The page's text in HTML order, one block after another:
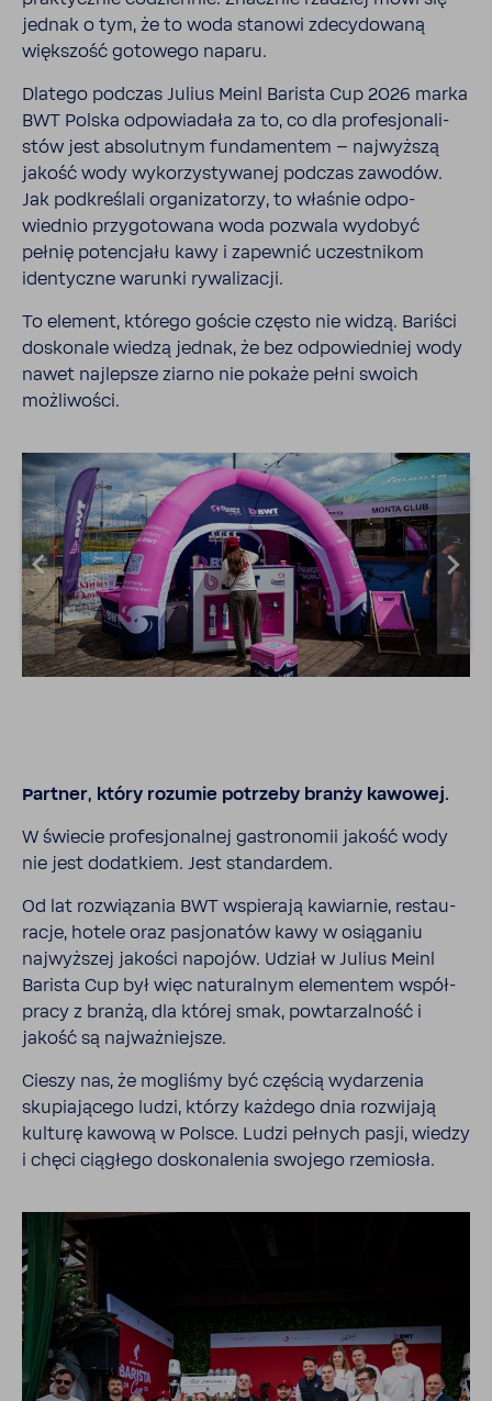
jednak o tym, że to woda stanowi zdecy­do­waną
więk­szość goto­wego naparu.
Dlatego podczas Julius Meinl Barista Cup 2026 marka
BWT Polska odpo­wia­dała za to, co dla profe­sjo­na­li­
stów jest abso­lutnym funda­mentem – najwyższą
jakość wody wyko­rzy­sty­wanej podczas zawodów.
Jak podkre­ślali orga­ni­za­torzy, to właśnie odpo­
wiednio przy­go­to­wana woda pozwala wydobyć
pełnię poten­cjału kawy i zapewnić uczest­nikom
iden­tyczne warunki rywa­li­zacji.
To element, którego goście często nie widzą. Bariści
dosko­nale wiedzą jednak, że bez odpo­wied­niej wody
nawet najlepsze ziarno nie pokaże pełni swoich
możli­wości.
Partner, który rozumie potrzeby branży kawowej.
W świecie profe­sjo­nalnej gastro­nomii jakość wody
nie jest dodat­kiem. Jest stan­dardem.
Od lat rozwią­zania BWT wspie­rają kawiarnie, restau­
racje, hotele oraz pasjo­natów kawy w osią­ganiu
najwyż­szej jakości napojów. Udział w Julius Meinl
Barista Cup był więc natu­ralnym elementem współ­
pracy z branżą, dla której smak, powta­rzal­ność i
jakość są najważ­niejsze.
Cieszy nas, że mogliśmy być częścią wyda­rzenia
skupia­ją­cego ludzi, którzy każdego dnia rozwi­jają
kulturę kawową w Polsce. Ludzi pełnych pasji, wiedzy
i chęci ciągłego dosko­na­lenia swojego rzemiosła.